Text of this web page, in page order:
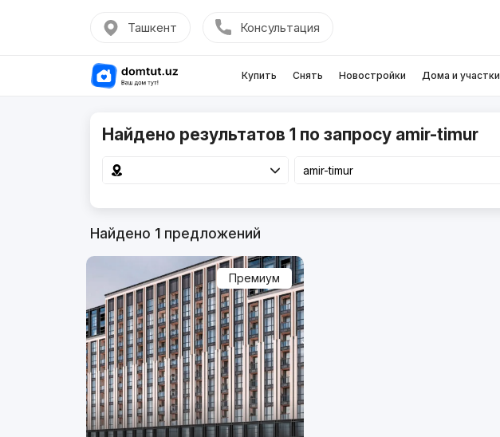
Ташкент Консультация
Купить Снять Новостройки Дома и участки
Найдено результатов 1 по запросу amir-timur
Найдено 1предложений
Премиум